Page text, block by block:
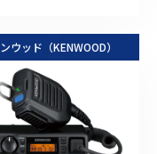
ウッド（KENWOOD）